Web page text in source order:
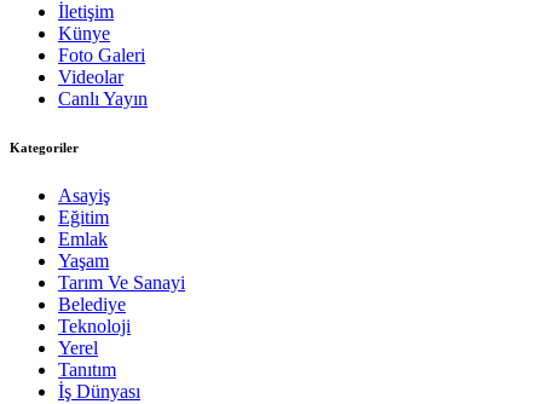
İletişim
Künye
Foto Galeri
Videolar
Canlı Yayın
Kategoriler
Asayiş
Eğitim
Emlak
Yaşam
Tarım Ve Sanayi
Belediye
Teknoloji
Yerel
Tanıtım
İş Dünyası